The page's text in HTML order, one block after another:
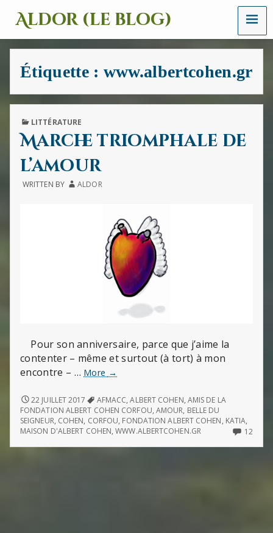
Aldor (le blog)
Un
site
avec
des
des
images
et
des
sons
MENU
Étiquette : www.albertcohen.gr
PUBLISHED
LITTÉRATURE
Marche triomphale de
l’amour
WRITTEN BY ALDOR
Pour son anniversaire, parce que j’aime la
contenter – même et surtout (à tort) à mon
encontre – … More Marche
de
l’amour
→
MARCHE
TRIOMPHALE
DE
L’AMOUR
22 JUILLET 2017 AFMACC,ALBERT COHEN, AMIS DE LA
FONDATION ALBERT COHEN CORFOU, AMOUR, BELLE DU
SEIGNEUR, COHEN, CORFOU, FONDATION ALBERT COHEN, KATIA,
MAISON D'ALBERT COHEN,WWW.ALBERTCOHEN.GR 12